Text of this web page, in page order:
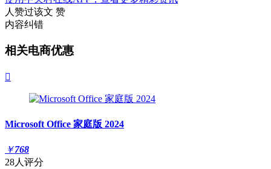
人赞过该文 赞
内容纠错
相关电商优惠

Microsoft Office 家庭版 2024
￥768
28人评分